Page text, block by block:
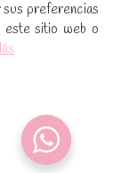
por
sus preferencias
este sitio web o